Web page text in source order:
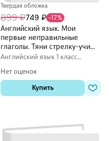
Твердая обложка
899 ₽749 ₽ -17%
Английский язык. Мои
первые неправильные
глаголы. Тяни стрелку-учи
слова
Английский язык 1 класс
Нет оценок
Купить